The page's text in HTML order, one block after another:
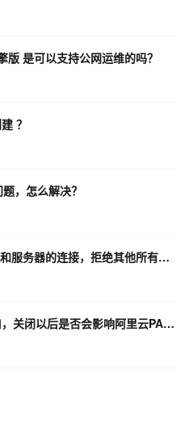
是可以支持公网运维的吗？
？
，怎么解决？
在阿里云PAM需要只保留堡垒机和服务器的连接，拒绝其他所有的连接，我需要怎么配置？
我现在想关闭服务器的3389端口，关闭以后是否会影响阿里云PAM的堡垒机连接服务器？